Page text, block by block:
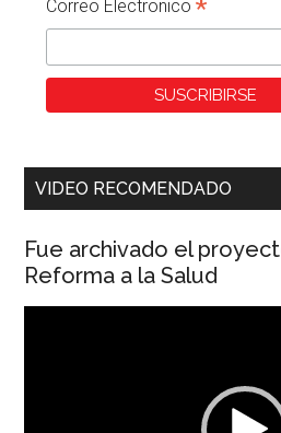
Correo Electronico*
VIDEO RECOMENDADO
Fue archivado el
Reforma a la Salud